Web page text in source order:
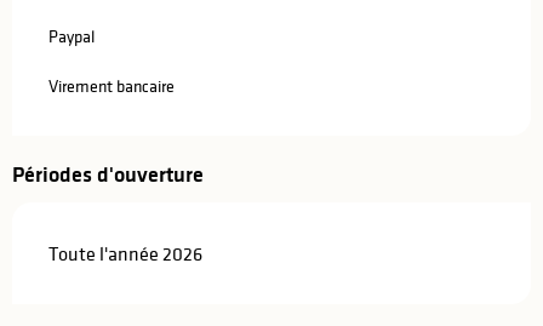
Paypal
Virement bancaire
Périodes d'ouverture
Toute l'année 2026